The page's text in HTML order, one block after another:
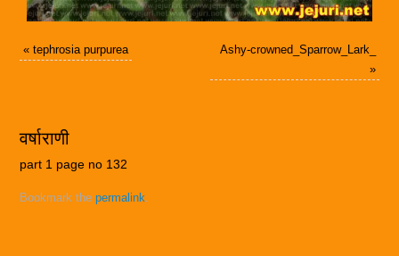
« tephrosia purpurea
Ashy-crowned_Sparrow_Lark_
»
वर्षाराणी
part 1 page no 132
Bookmark the permalink